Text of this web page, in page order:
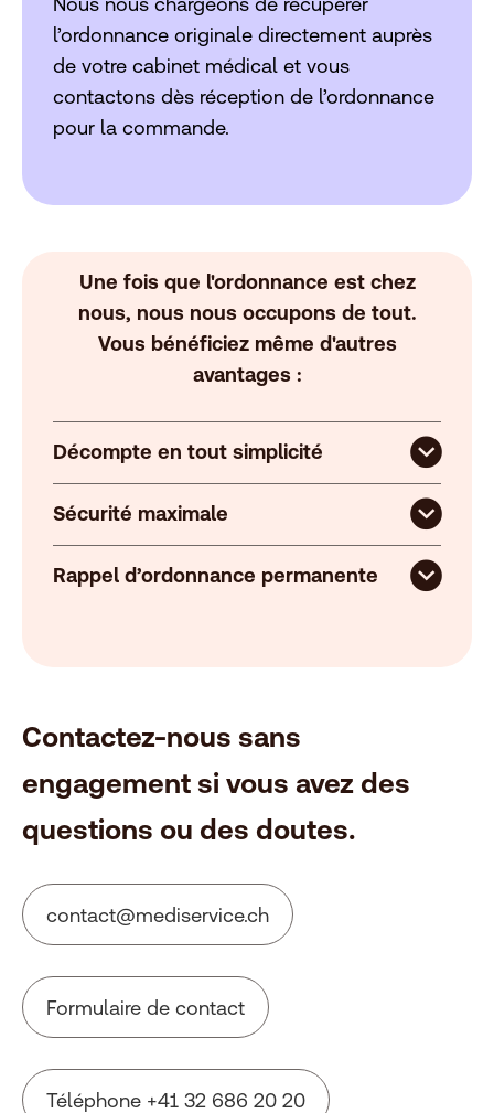
l’ordonnance originale directement auprès
de votre cabinet médical et vous
contactons dès réception de l’ordonnance
pour la commande.
Une fois que l'ordonnance est chez
nous, nous nous occupons de tout.
Vous bénéficiez même d'autres
avantages :
Décompte en tout simplicité
Sécurité maximale
Rappel d’ordonnance permanente
Contactez-nous sans
engagement si vous avez des
questions ou des doutes.
c nt ct m d s rvc ch
Formulaire de contact
Téléphone +41 32 686 20 20